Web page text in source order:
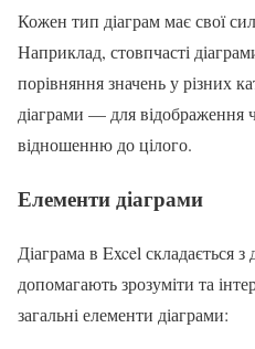
Кожен тип діаграм має свої
Наприклад, стовпчасті
порівняння значень у різних
діаграми — для відображення
відношенню до цілого.
Елементи діаграми
Діаграма в Excel складається з
допомагають зрозуміти та
загальні елементи діаграми: